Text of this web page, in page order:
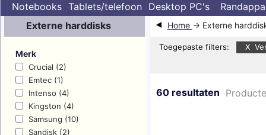
Notebooks Tablets/telefoon Desktop PC's
Externe harddisks
Merk
Crucial (2)
Emtec (1)
Intenso (4)
Kingston (4)
Samsung (10)
Sandisk (2)
Home → Externe
Toegepaste filters: X
60 resultaten